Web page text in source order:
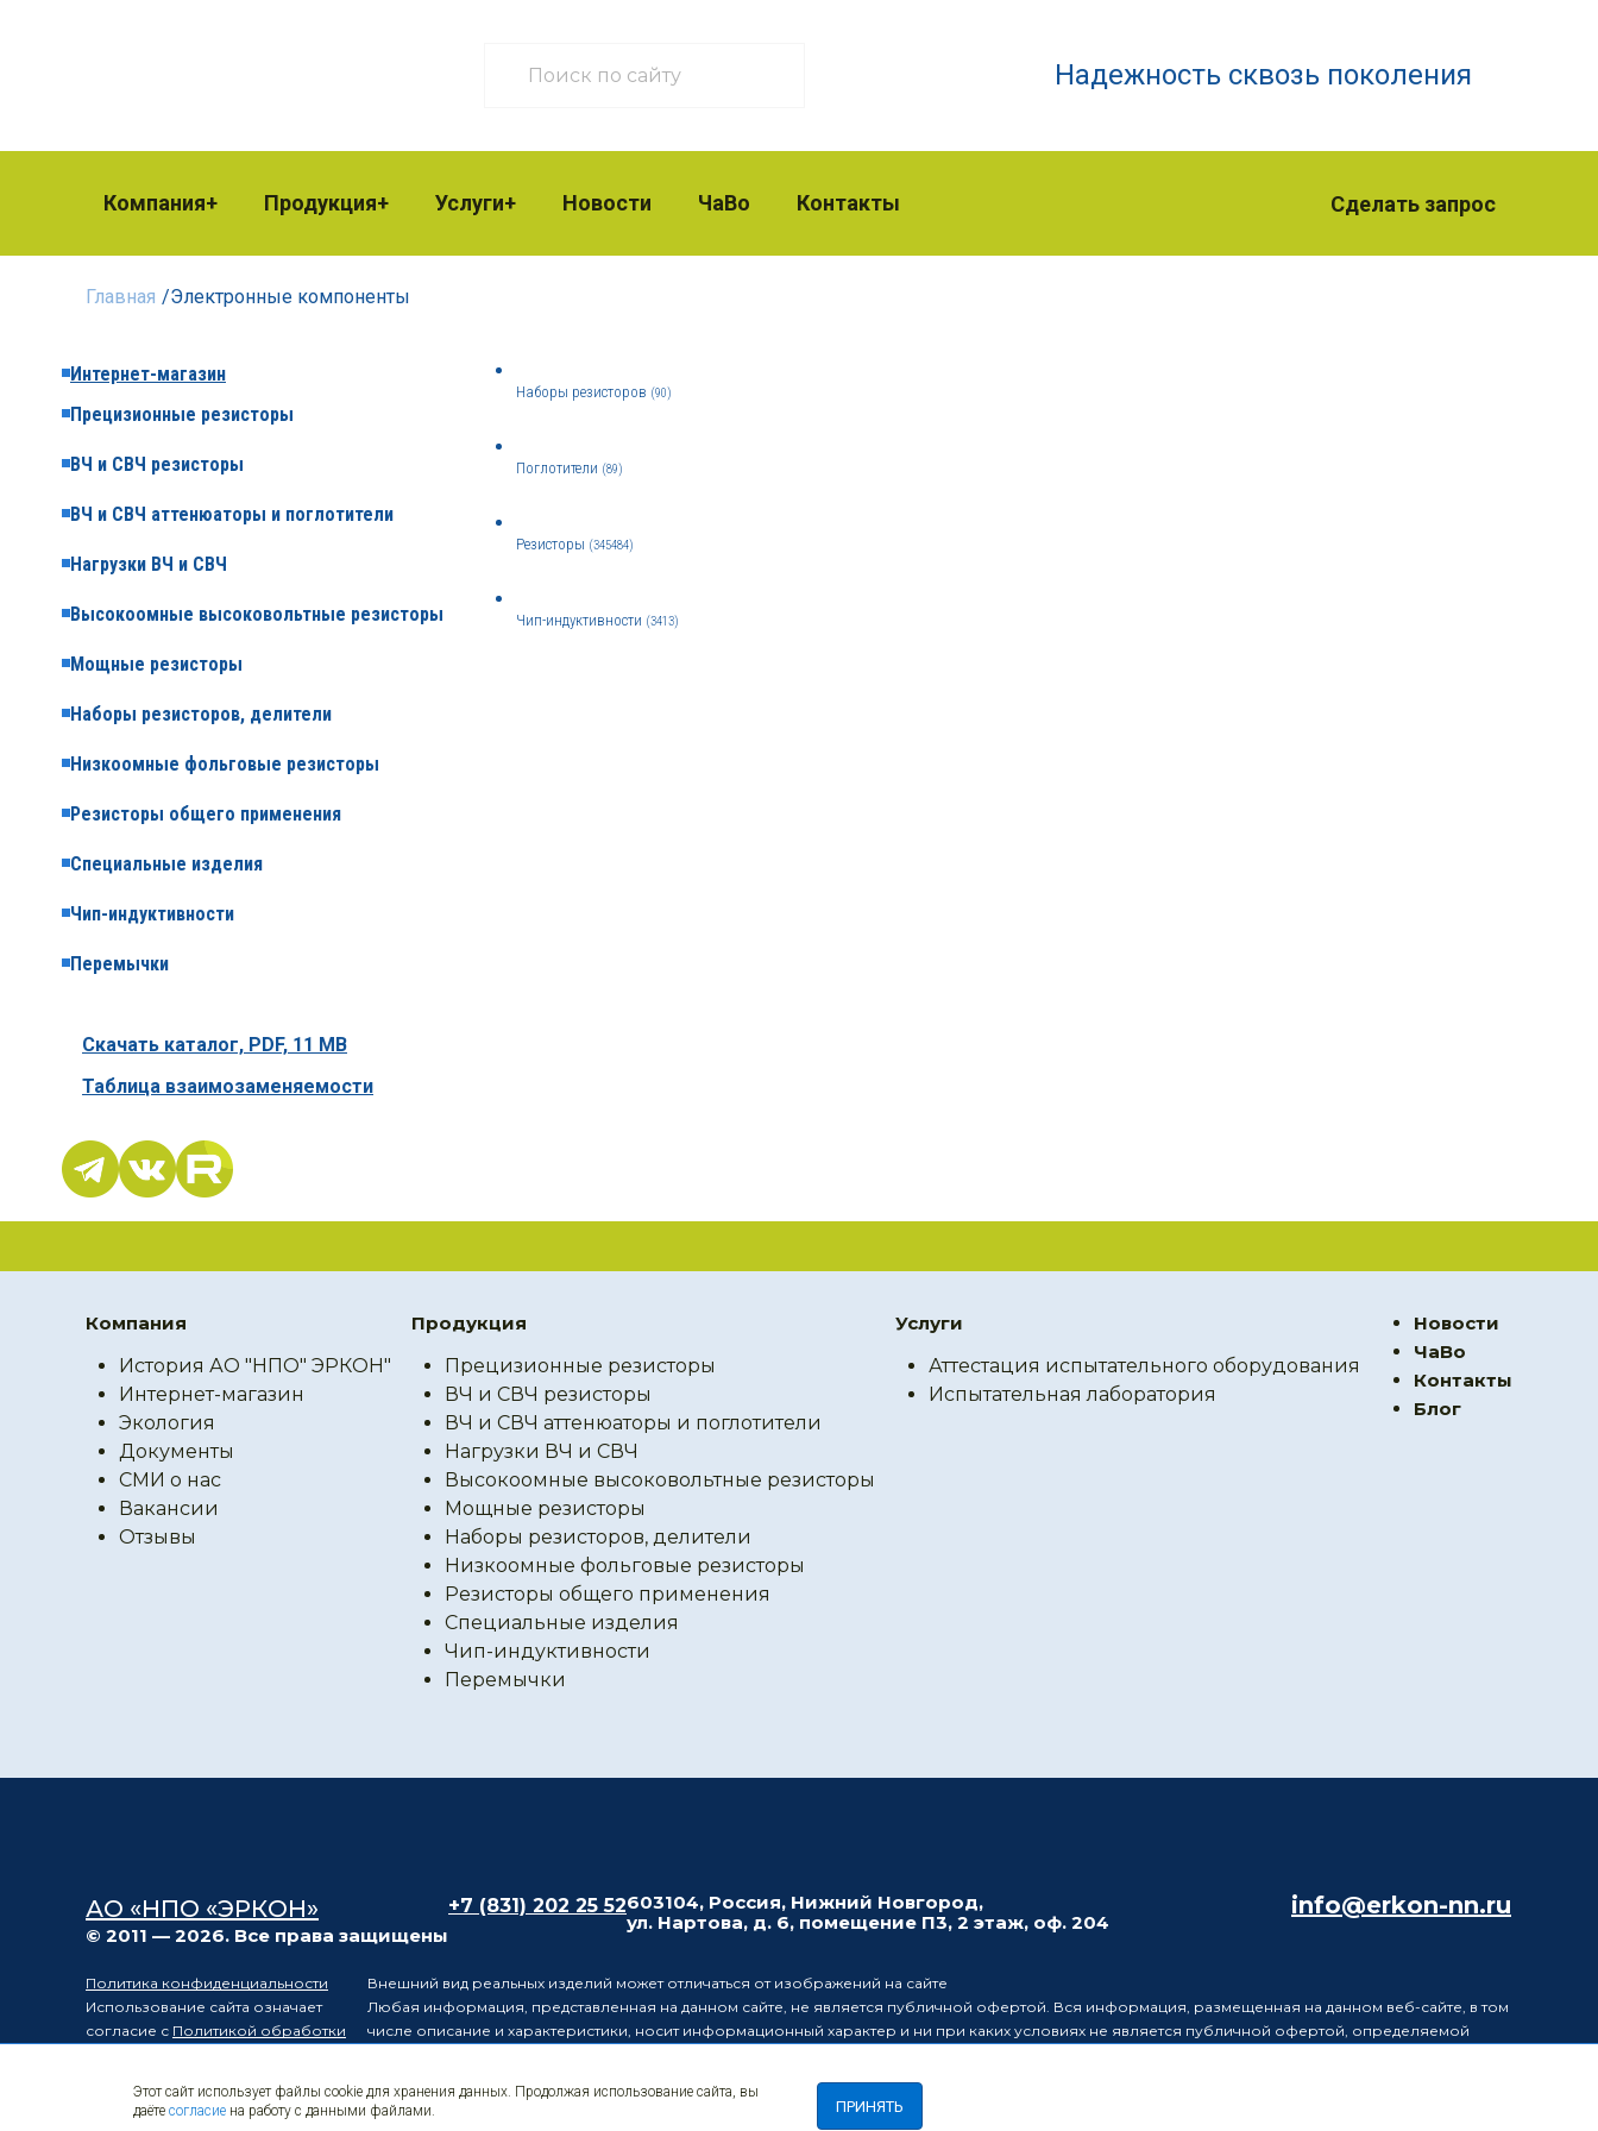
Надежность сквозь поколения
Компания Продукция Услуги Новости ЧаВо Контакты Сделать запрос
Главная /Электронные компоненты
Интернет-магазин
Прецизионные резисторы
ВЧ и СВЧ резисторы
ВЧ и СВЧ аттенюаторы и поглотители
Нагрузки ВЧ и СВЧ
Высокоомные высоковольтные резисторы
Мощные резисторы
Наборы резисторов, делители
Низкоомные фольговые резисторы
Резисторы общего применения
Специальные изделия
Чип-индуктивности
Перемычки
Скачать каталог, PDF, 11 MB
Таблица взаимозаменяемости
Наборы резисторов (90)
Поглотители (89)
Резисторы (345484)
Чип-индуктивности (3413)
Компания
История АО "НПО" ЭРКОН"
Интернет-магазин
Экология
Документы
СМИ о нас
Вакансии
Отзывы
Продукция
Прецизионные резисторы
ВЧ и СВЧ резисторы
ВЧ и СВЧ аттенюаторы и поглотители
Нагрузки ВЧ и СВЧ
Высокоомные высоковольтные резисторы
Мощные резисторы
Наборы резисторов, делители
Низкоомные фольговые резисторы
Резисторы общего применения
Специальные изделия
Чип-индуктивности
Перемычки
Услуги
Аттестация испытательного оборудования
Испытательная лаборатория
Новости
ЧаВо
Контакты
Блог
АО «НПО «ЭРКОН»
© 2011 — 2026. Все права защищены
+7 (831) 202 25 52603104, Россия, Нижний Новгород,
ул. Нартова, д. 6, помещение П3, 2 этаж, оф. 204
info@erkon-nn.ru
Политика конфиденциальности
Использование сайта означает
согласие с Политикой обработки
компоненты
Внешний вид реальных изделий может отличаться от изображений на сайте
Любая информация, представленная на данном сайте, не является публичной офертой. Вся информация, размещенная на данном веб-сайте, в том
числе описание и характеристики, носит информационный характер и ни при каких условиях не является публичной офертой, определяемой
Производитель оставляет за собой право в одностороннем порядке вносить изменения в информацию, размещенную на данном веб-сайте, без
уведомления третьих лиц о таких изменениях.
Этот сайт использует файлы cookie для хранения данных. Продолжая использование сайта, вы
даёте согласие на работу с данными файлами. ПРИНЯТЬ